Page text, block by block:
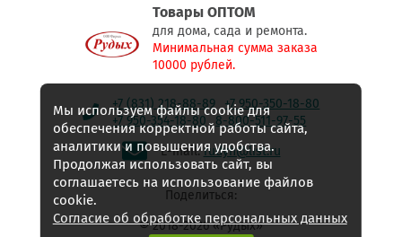
Товары ОПТОМ
для дома, сада и ремонта.
Минимальная сумма заказа
10000 рублей.
+7 (831) 218-88-89
+7 950-350-18-80
+7 950-354-18-80
8-800-511-97-55
E-mail:rudyh@list.ru
© 2018-2026 «Рудых»
Поделиться:
Мы используем файлы cookie для
обеспечения корректной работы сайта,
аналитики и повышения удобства.
Продолжая использовать сайт, вы
соглашаетесь на использование файлов
cookie.
Согласие об обработке персональных данных